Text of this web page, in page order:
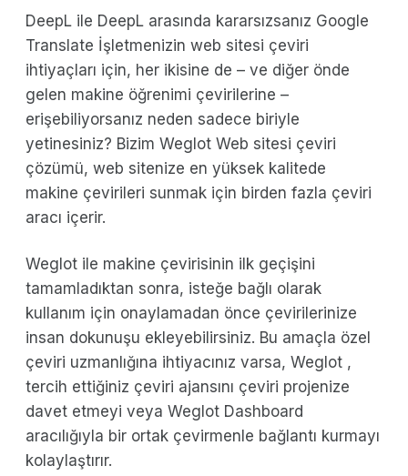
DeepL ile DeepL arasında kararsızsanız Google
Translate İşletmenizin web sitesi çeviri
ihtiyaçları için, her ikisine de – ve diğer önde
gelen makine öğrenimi çevirilerine –
erişebiliyorsanız neden sadece biriyle
yetinesiniz? Bizim Weglot Web sitesi çeviri
çözümü, web sitenize en yüksek kalitede
makine çevirileri sunmak için birden fazla çeviri
aracı içerir.
Weglot ile makine çevirisinin ilk geçişini
tamamladıktan sonra, isteğe bağlı olarak
kullanım için onaylamadan önce çevirilerinize
insan dokunuşu ekleyebilirsiniz. Bu amaçla özel
çeviri uzmanlığına ihtiyacınız varsa, Weglot ,
tercih ettiğiniz çeviri ajansını çeviri projenize
davet etmeyi veya Weglot Dashboard
aracılığıyla bir ortak çevirmenle bağlantı kurmayı
kolaylaştırır.